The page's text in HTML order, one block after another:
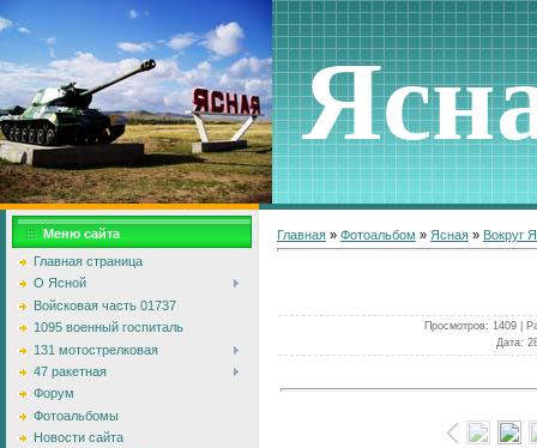
Меню сайта
Главная страница
О Ясной
Войсковая часть 01737
1095 военный госпиталь
131 мотострелковая
47 ракетная
Форум
Фотоальбомы
Новости сайта
Главная » Фотоальбом » Ясная » Вокруг
Просмотров: 1409 |
Дата: